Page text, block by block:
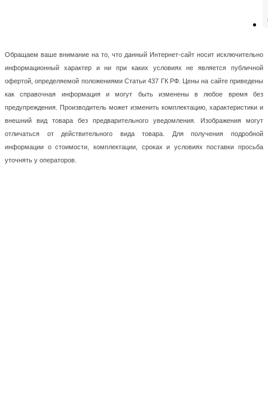
Обращаем ваше внимание на то, что данный Интернет-сайт носит исключительно
информационный характер и ни при каких условиях не является публичной
офертой, определяемой положениями Статьи 437 ГК РФ. Цены на сайте приведены
как справочная информация и могут быть изменены в любое время без
предупреждения. Производитель может изменить комплектацию, характеристики и
внешний вид товара без предварительного уведомления. Изображения могут
отличаться от действительного вида товара. Для получения подробной
информации о стоимости, комплектации, сроках и условиях поставки просьба
уточнять у операторов.